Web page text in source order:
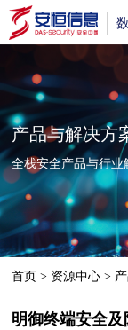
产品与解决方
全栈安全产品与行
首页 > 资源中心 >
明御终端安全